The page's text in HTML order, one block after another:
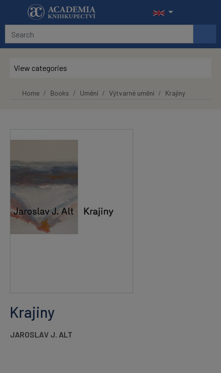
Skip to main content
View categories
Home Books Umění Výtvarné umění Krajiny
Krajiny
JAROSLAV J. ALT